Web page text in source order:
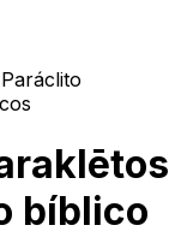
Paráclito
bíblico